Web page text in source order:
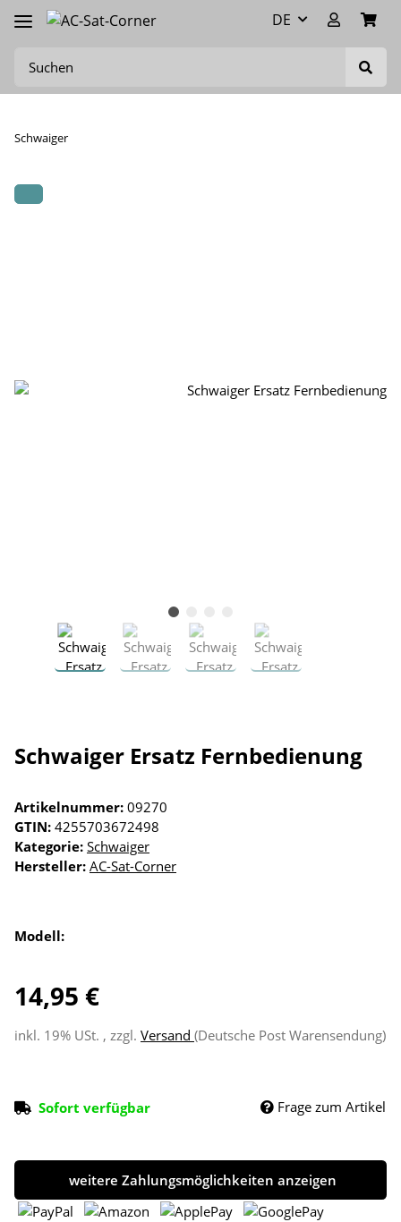
DE
Schwaiger
Schwaiger Ersatz Fernbedienung
Artikelnummer: 09270
GTIN: 4255703672498
Kategorie: Schwaiger
Hersteller: AC-Sat-Corner
Modell:
14,95 €
inkl. 19% USt. , zzgl. Versand (Deutsche Post Warensendung)
Sofort verfügbar Frage zum Artikel
weitere Zahlungsmöglichkeiten anzeigen